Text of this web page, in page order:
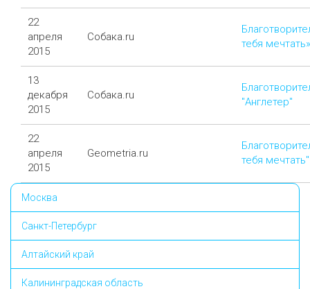
22
апреля
2015
Собака.ru
тебя
13
декабря
2015
Собака.ru
"Англетер"
22
апреля
2015
Geometria.ru
тебя
Москва
Санкт-Петербург
Алтайский край
Калининградская область